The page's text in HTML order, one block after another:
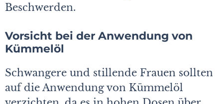
Beschwerden.
Vorsicht bei der Anwendung von
Kümmelöl
Schwangere und stillende Frauen sollten
auf die Anwendung von Kümmelöl